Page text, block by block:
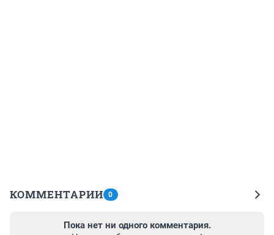
КОММЕНТАРИИ 0
Пока нет ни одного комментария.